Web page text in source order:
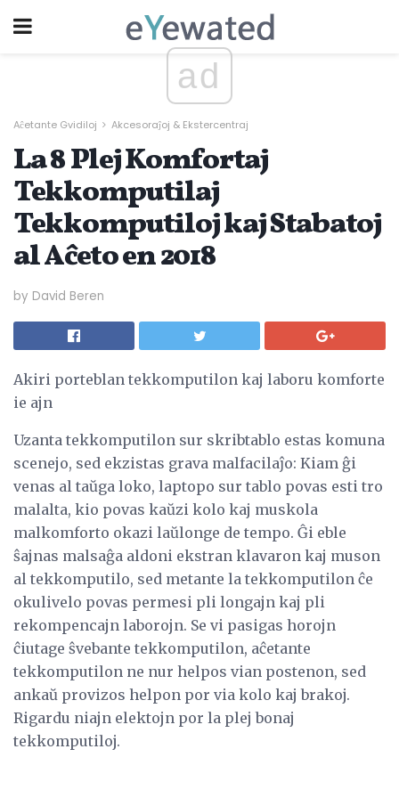
ad
Aĉetante Gvidiloj Akcesoraĵoj & Ekstercentraj
La 8 Plej Komfortaj
Tekkomputilaj
Tekkomputiloj kaj Stabatoj
al Aĉeto en 2018
by David Beren
Akiri porteblan tekkomputilon kaj laboru komforte
ie ajn
Uzanta tekkomputilon sur skribtablo estas komuna
scenejo, sed ekzistas grava malfacilaĵo: Kiam ĝi
venas al taŭga loko, laptopo sur tablo povas esti tro
malalta, kio povas kaŭzi kolo kaj muskola
malkomforto okazi laŭlonge de tempo. Ĝi eble
ŝajnas malsaĝa aldoni ekstran klavaron kaj muson
al tekkomputilo, sed metante la tekkomputilon ĉe
okulivelo povas permesi pli longajn kaj pli
rekompencajn laborojn. Se vi pasigas horojn
ĉiutage ŝvebante tekkomputilon, aĉetante
tekkomputilon ne nur helpos vian postenon, sed
ankaŭ provizos helpon por via kolo kaj brakoj.
Rigardu niajn elektojn por la plej bonaj
tekkomputiloj.